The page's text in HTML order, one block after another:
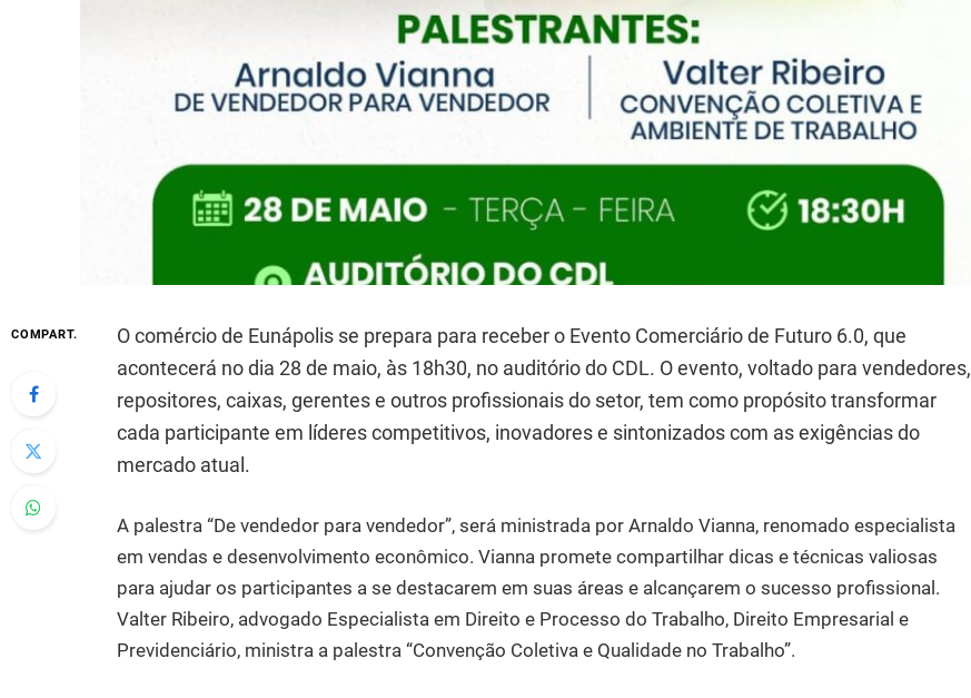
COMPART.
O comércio de Eunápolis se prepara para receber o Evento Comerciário de Futuro 6.0, que
acontecerá no dia 28 de maio, às 18h30, no auditório do CDL. O evento, voltado para vendedores,
repositores, caixas, gerentes e outros profissionais do setor, tem como propósito transformar
cada participante em líderes competitivos, inovadores e sintonizados com as exigências do
mercado atual.
A palestra “De vendedor para vendedor”, será ministrada por Arnaldo Vianna, renomado especialista
em vendas e desenvolvimento econômico. Vianna promete compartilhar dicas e técnicas valiosas
para ajudar os participantes a se destacarem em suas áreas e alcançarem o sucesso profissional.
Valter Ribeiro, advogado Especialista em Direito e Processo do Trabalho, Direito Empresarial e
Previdenciário, ministra a palestra “Convenção Coletiva e Qualidade no Trabalho”.